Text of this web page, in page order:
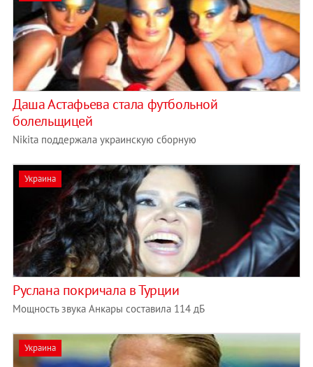
Даша Астафьева стала футбольной
болельщицей
Nikita поддержала украинскую сборную
Украина
Руслана покричала в Турции
Мощность звука Анкары составила 114 дБ
Украина